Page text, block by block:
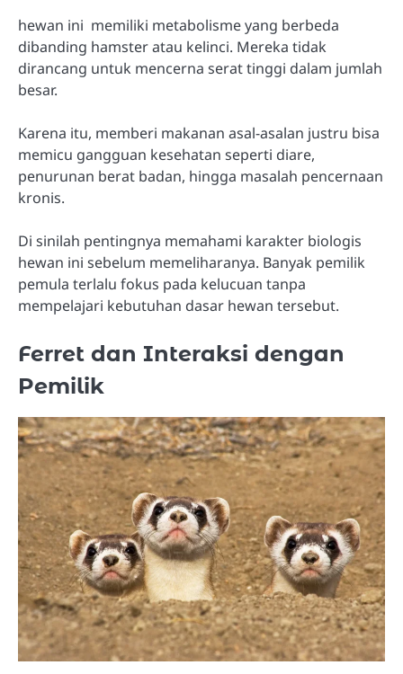
hewan ini memiliki metabolisme yang berbeda
dibanding hamster atau kelinci. Mereka tidak
dirancang untuk mencerna serat tinggi dalam jumlah
besar.
Karena itu, memberi makanan asal-asalan justru bisa
memicu gangguan kesehatan seperti diare,
penurunan berat badan, hingga masalah pencernaan
kronis.
Di sinilah pentingnya memahami karakter biologis
hewan ini sebelum memeliharanya. Banyak pemilik
pemula terlalu fokus pada kelucuan tanpa
mempelajari kebutuhan dasar hewan tersebut.
Ferret dan Interaksi dengan
Pemilik